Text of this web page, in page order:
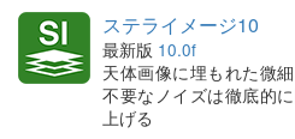
ステライメージ10
最新版 10.0f
天体画像に埋もれた微
不要なノイズは徹底的
上げる